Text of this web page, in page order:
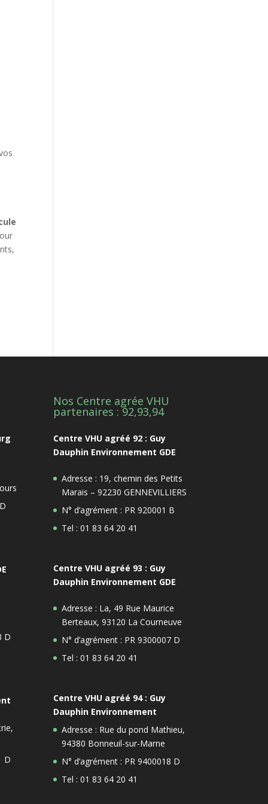
D
D
Nos Centre agrée VHU
partenaires : 92,93,94
Centre VHU agréé 92 : Guy
Dauphin Environnement GDE
Adresse : 19, chemin des Petits
Marais – 92230 GENNEVILLIERS
N° d’agrément : PR 920001 B
Tel : 01 83 64 20 41
Centre VHU agréé 93 : Guy
Dauphin Environnement GDE
Adresse : La, 49 Rue Maurice
Berteaux, 93120 La Courneuve
N° d’agrément : PR 9300007 D
Tel : 01 83 64 20 41
Centre VHU agréé 94 : Guy
Dauphin Environnement
Adresse : Rue du pond Mathieu,
94380 Bonneuil-sur-Marne
N° d’agrément : PR 9400018 D
Tel : 01 83 64 20 41